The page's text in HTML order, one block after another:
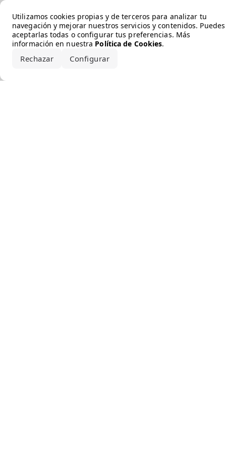
Utilizamos cookies propias y de terceros para analizar tu
navegación y mejorar nuestros servicios y contenidos. Puedes
aceptarlas todas o configurar tus preferencias. Más
información en nuestra Política de Cookies.
Rechazar Configurar
Error loading the brand